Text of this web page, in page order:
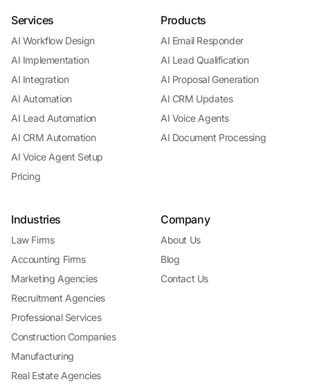
Services
AI Workflow Design
AI Implementation
AI Integration
AI Automation
AI Lead Automation
AI CRM Automation
AI Voice Agent Setup
Pricing
Products
AI Email Responder
AI Lead Qualification
AI Proposal Generation
AI CRM Updates
AI Voice Agents
AI Document Processing
Industries
Law Firms
Accounting Firms
Marketing Agencies
Recruitment Agencies
Professional Services
Construction Companies
Manufacturing
Real Estate Agencies
Company
About Us
Blog
Contact Us